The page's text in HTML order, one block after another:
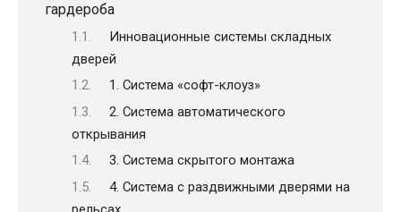
гардероба
Инновационные системы складных
дверей
1. Система «софт-клоуз»
2. Система автоматического
открывания
3. Система скрытого монтажа
4. Система с раздвижными дверями на